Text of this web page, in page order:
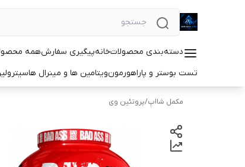
دسته‌بندی محصولاتخانهپیگیری سفارشهمه
تست بوستر و پاراهورمونویتامین ها و مینرال ها
مکمل شااپ/پروتئین وی